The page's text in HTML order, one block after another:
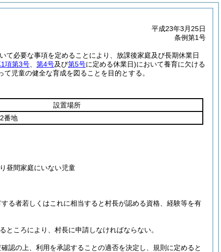
平成23年3月25日
条例第1号
て必要な事項を定めることにより、放課後家庭及び長期休業日
項第3号 第4号及び第5号に定める休業日)において養育に欠ける
児童の健全な育成を図ることを目的とする。
設置場所
番地
昼間家庭にいない児童
る者若しくはこれに相当すると村長が認める資格、経験等を有
ところにより、村長に申請しなければならない。
認の上、利用を承認することの適否を決定し、規則に定めると